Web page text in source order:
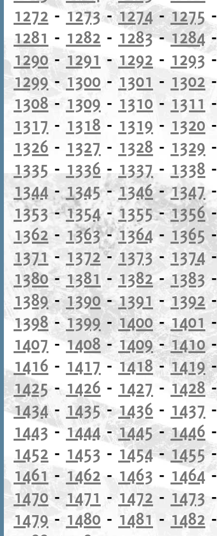
1272 - 1273-1274-1275
1281 - 1282 - 1283-1284
1290 -1291 - 1292 - 1293
1299- 1300 - 1301 - 1302
1308 - 1309 - 1310 - 1311
1317 - 1318 - 1319 - 1320
1326 - 1327 - 1328 - 1329
1335 - 1336 - 1337 - 1338
1344 - 1345-1346-1347
1353-1354- 1355-1356
1362 - 1363-1364 - 1365
1371 - 1372-1373 -1374
1380-1381 - 1382-1383
1389-1390-1391 -1392
1398 -1399-1400-1401
1407 -1408-1409-1410
1416 - 1417 -1418-1419
1425- 1426 - 1427 - 1428
1434- 1435-1436 - 1437
1443- 1444-1445-1446
1452 - 1453 - 1454-1455
1461 -1462 - 1463 - 1464
1470- 1471 - 1472 - 1473
1479 - 1480 - 1481 - 1482